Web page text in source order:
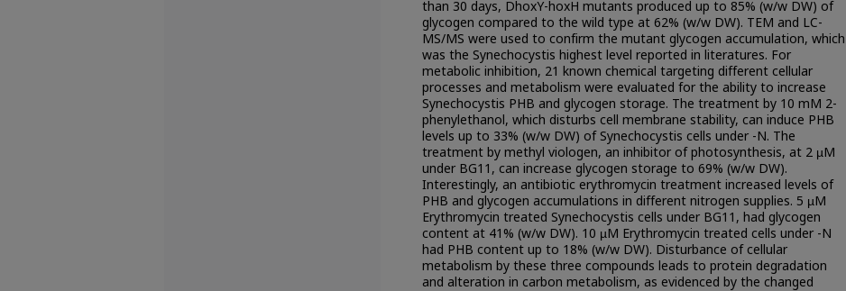
than 30 days, DhoxY-hoxH mutants produced up to 85% (w/w DW) of
glycogen compared to the wild type at 62% (w/w DW). TEM and LC-
MS/MS were used to confirm the mutant glycogen accumulation, which
was the Synechocystis highest level reported in literatures. For
metabolic inhibition, 21 known chemical targeting different cellular
processes and metabolism were evaluated for the ability to increase
Synechocystis PHB and glycogen storage. The treatment by 10 mM 2-
phenylethanol, which disturbs cell membrane stability, can induce PHB
levels up to 33% (w/w DW) of Synechocystis cells under -N. The
treatment by methyl viologen, an inhibitor of photosynthesis, at 2 µM
under BG11, can increase glycogen storage to 69% (w/w DW).
Interestingly, an antibiotic erythromycin treatment increased levels of
PHB and glycogen accumulations in different nitrogen supplies. 5 µM
Erythromycin treated Synechocystis cells under BG11, had glycogen
content at 41% (w/w DW). 10 µM Erythromycin treated cells under -N
had PHB content up to 18% (w/w DW). Disturbance of cellular
metabolism by these three compounds leads to protein degradation
and alteration in carbon metabolism, as evidenced by the changed